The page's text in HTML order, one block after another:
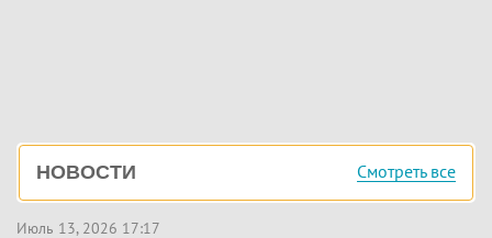
Боковая
панель
НОВОСТИ Смотреть все
Июль 13, 2026 17:17